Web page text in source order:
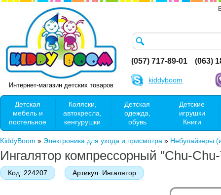
Интернет-магазин детских товаров
(057) 717-89-01 (063)
kiddyboom
Детская
мебель и
постельное
Коляски,
автокресла,
кенгурушки
Детская
одежда,
обувь
Детские
игрушки
Книги
KiddyBoom » Электроника для ухода и присмотра » Небулайзеры
Ингалятор компрессорный "Chu-
Код: 224207 Артикул: Ингалятор